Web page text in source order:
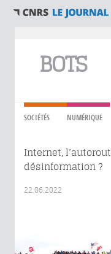
BOTS
SOCIÉTÉS NUMÉRIQUE
Internet,
désinformation ?
22.06.2022